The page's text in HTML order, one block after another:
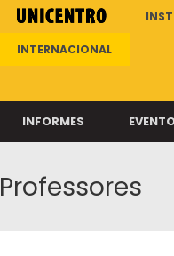
INTERNACIONAL
INFORMES
Professores